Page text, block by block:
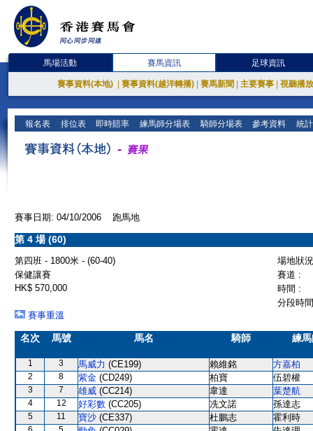
馬場活動 賽馬資訊 足球資訊
賽事資料(本地) 賽事資料(越洋轉播) 賽馬新聞 主要賽事 視聽播
報名表 排位表 即時賠率 練馬師分場表 騎師分場表 參考資料 統
賽事日期: 04/10/2006 跑馬地
第 4 場 (60)
第四班 - 1800米 - (60-40)
場地狀
保健讓賽
賽道 :
HK$ 570,000
時間 :
分段時
賽事重溫
名次 馬號 馬名 騎師 練
1 3 馬威力 (CE199) 賴維銘 方嘉柏
2 8 紫金 (CD249) 柏寶 伍碧權
3 7 雄威 (CC214) 韋達 葉楚航
4 12 好彩數 (CC205) 冼文諾 孫達志
5 11 寶沙 (CE337) 杜鵬志 霍利時